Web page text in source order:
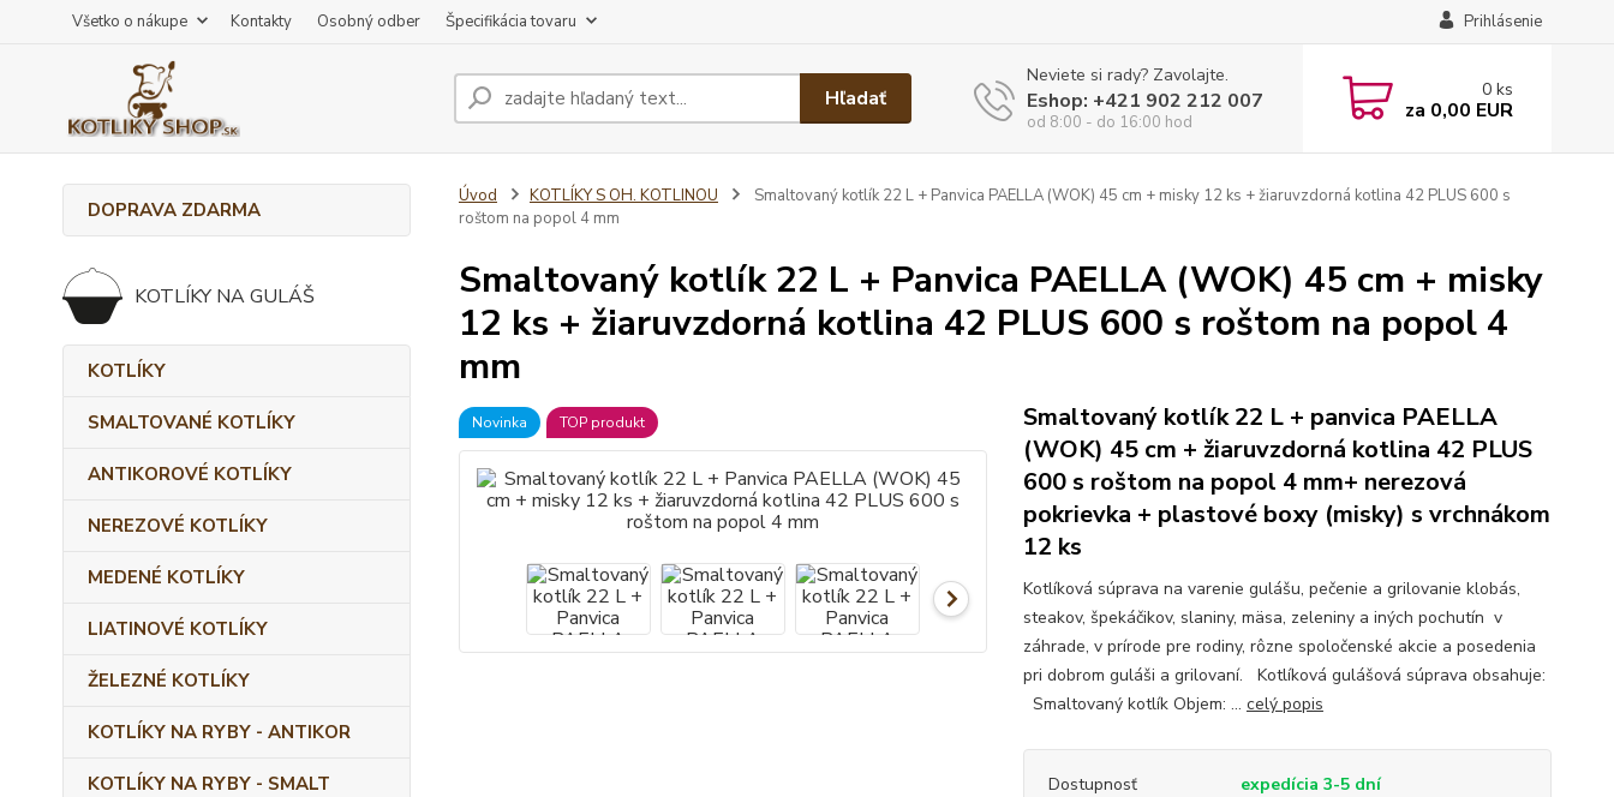
Všetko o nákupe Kontakty Osobný odber Špecifikácia tovaru Prihlásenie
Hľadať
Neviete si rady? Zavolajte.
Eshop: +421 902 212 007
od 8:00 - do 16:00 hod
0 ks
za 0,00 EUR
DOPRAVA ZDARMA
KOTLÍKY NA GULÁŠ
KOTLÍKY
SMALTOVANÉ KOTLÍKY
ANTIKOROVÉ KOTLÍKY
NEREZOVÉ KOTLÍKY
MEDENÉ KOTLÍKY
LIATINOVÉ KOTLÍKY
ŽELEZNÉ KOTLÍKY
KOTLÍKY NA RYBY - ANTIKOR
KOTLÍKY NA RYBY - SMALT
Úvod KOTLÍKY S OH. KOTLINOU
Smaltovaný kotlík 22 L + Panvica PAELLA (WOK) 45 cm + misky 12 ks + žiaruvzdorná kotlina 42 PLUS 600 s
roštom na popol 4 mm
Smaltovaný kotlík 22 L + Panvica PAELLA (WOK) 45 cm + misky
12 ks + žiaruvzdorná kotlina 42 PLUS 600 s roštom na popol 4
mm
Novinka TOP produkt
Smaltovaný kotlík 22 L + panvica PAELLA
(WOK) 45 cm + žiaruvzdorná kotlina 42 PLUS
600 s roštom na popol 4 mm+ nerezová
pokrievka + plastové boxy (misky) s vrchnákom
12 ks
Kotlíková súprava na varenie gulášu, pečenie a grilovanie klobás,
steakov, špekáčikov, slaniny, mäsa, zeleniny a iných pochutín v
záhrade, v prírode pre rodiny, rôzne spoločenské akcie a posedenia
pri dobrom guláši a grilovaní. Kotlíková gulášová súprava obsahuje:
Smaltovaný kotlík Objem: ... celý popis
Dostupnosť expedícia 3-5 dní